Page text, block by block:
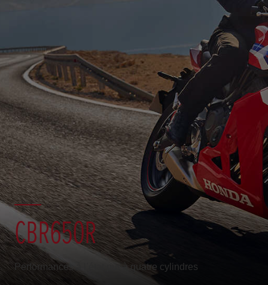
CBR650R
Performances à l’état pur à quatre cylindres